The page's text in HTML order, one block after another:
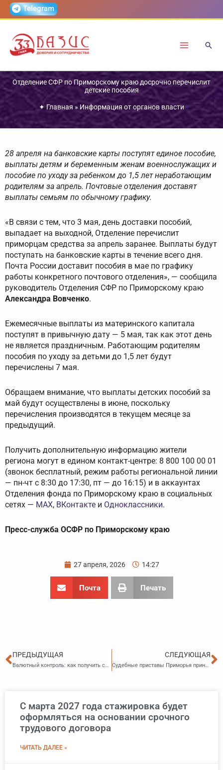
ПерейтиTelegram
Отделение СФР по Приморскому краю досрочно перечислит
детские пособия
✦ Главная » Информация от органов власти
28 апреля на банковские карты поступят единое пособие,
выплаты детям и беременным женам военнослужащих и
пособие по уходу за ребенком до 1,5 лет неработающим
родителям за апрель. Почтовые отделения доставят
выплаты семьям по обычному графику.
«В связи с тем, что 3 мая, день доставки пособий,
выпадает на выходной, Отделение перечислит
приморцам средства за апрель заранее. Выплаты будут
поступать на банковские карты в течение всего дня.
Почта России доставит пособия в мае по графику
работы конкретного почтового отделения», — сообщила
руководитель Отделения СФР по Приморскому краю
Александра Вовченко.
Ежемесячные выплаты из материнского капитала
поступят в привычную дату — 5 мая, так как этот день
не является праздничным. Работающим родителям
пособия по уходу за детьми до 1,5 лет будут
перечислены 7 мая.
Обращаем внимание, что выплаты детских пособий за
май будут осуществлены в июне, поскольку
перечисления производятся в текущем месяце за
предыдущий.
Получить дополнительную информацию жители
региона могут в едином контакт-центре: 8 800 100 00 01
(звонок бесплатный, режим работы региональной линии
— пн-чт с 8:30 до 17:30, пт — до 16:15) и в аккаунтах
Отделения фонда по Приморскому краю в социальных
сетях — MAX, ВКонтакте и Одноклассники.
Пресс-служба ОСФР по Приморскому краю
27 апреля, 2026 14:27
Почта Печать
Пред
ПРЕДЫДУЩАЯ
Валютный контроль: как получить скидку в размере 50% при уплате штрафа
СЛЕДУЮЩАЯ
Судебные приставы Приморья приняли участие в акции «Сад памяти»
С марта 2027 года стажировка будет
оформляться на основании срочного
трудового договора
ЧИТАТЬ ДАЛЕЕ »